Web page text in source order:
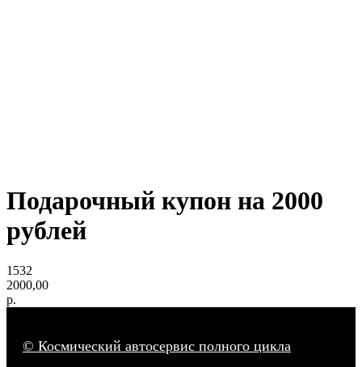
Подарочный купон на 2000
рублей
1532
2000,00
р.
© Космический автосервис полного цикла